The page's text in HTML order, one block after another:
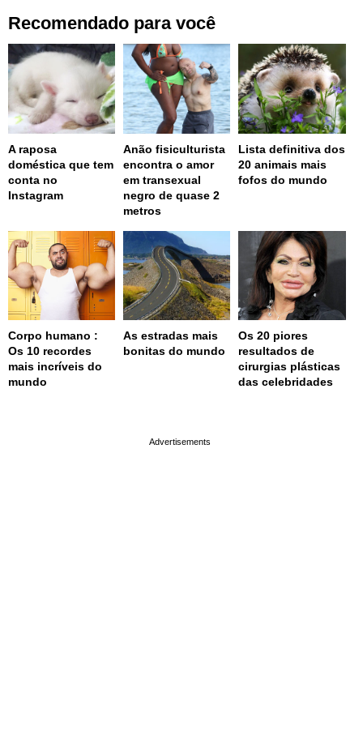
Recomendado para você
A raposa
doméstica que tem
conta no
Instagram
Anão fisiculturista
encontra o amor
em transexual
negro de quase 2
metros
Lista definitiva dos
20 animais mais
fofos do mundo
Corpo humano :
Os 10 recordes
mais incríveis do
mundo
As estradas mais
bonitas do mundo
Os 20 piores
resultados de
cirurgias plásticas
das celebridades